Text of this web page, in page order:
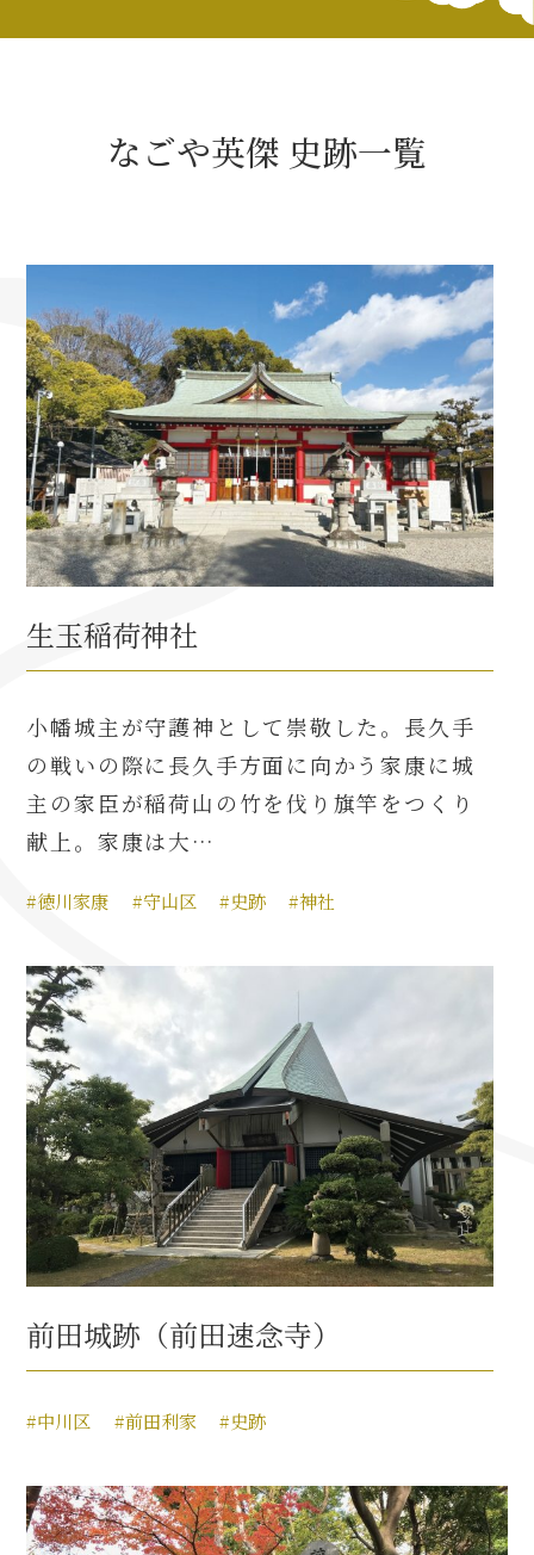
名古屋＜家康＞観光モデルコース
前田利家と名古屋の関係
利家関連 史跡 一覧
犬千代ルート
加藤清正と名古屋の関係
名古屋＜清正＞観光モデルコース
なごや英傑 史跡一覧
生玉稲荷神社
小幡城主が守護神として崇敬した。長久手
の戦いの際に長久手方面に向かう家康に城
主の家臣が稲荷山の竹を伐り旗竿をつくり
献上。家康は大…
#徳川家康 #守山区 #史跡 #神社
前田城跡（前田速念寺）
#中川区 #前田利家 #史跡